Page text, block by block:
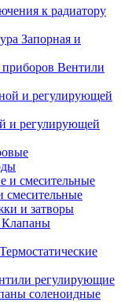
к радиатору
Запорная и
Вентили
и регулирующей
смесительные
и затворы
Клапаны
Термостатические
регулирующие
соленоидные